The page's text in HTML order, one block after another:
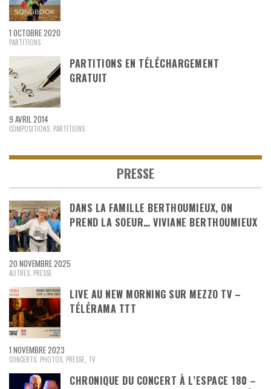
1 OCTOBRE 2020
PARTITIONS
PARTITIONS EN TÉLÉCHARGEMENT
GRATUIT
9 AVRIL 2014
COMPOSITIONS PARTITIONS
PRESSE
DANS LA FAMILLE BERTHOUMIEUX, ON
PREND LA SOEUR… VIVIANE BERTHOUMIEUX
20 NOVEMBRE 2025
AUTRES PRESSE
LIVE AU NEW MORNING SUR MEZZO TV –
TÉLÉRAMA TTT
1 NOVEMBRE 2023
CONCERTS PHOTOS PRESSE TV
CHRONIQUE DU CONCERT À L’ESPACE 180 –